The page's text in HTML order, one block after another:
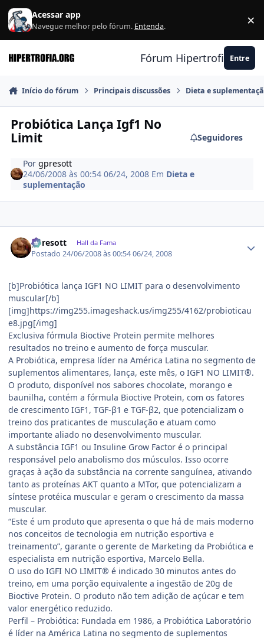
Ir para conteúdo
Acessar app
Navegue melhor pelo fórum. Entenda. ×
Fórum Hipertrofia.org
Entre
Início do fórum Principais discussões Dieta e
Probiótica Lança Igf1 No
Limit
Seguidores
Porgpresott
24/06/2008 às 00:5406/24, 2008 Em Dieta e
suplementação
gpresott Hall da Fama
Postado24/06/2008 às 00:5406/24, 2008
[b]Probiótica lança IGF1 NO LIMIT para o desenvolvimento
muscular[/b]
[img]https://img255.imageshack.us/img255/4162/probioticau
e8.jpg[/img]
Exclusiva fórmula Bioctive Protein permite melhores
resultados no treino e aumento de força muscular.
A Probiótica, empresa líder na América Latina no segmento de
suplementos alimentares, lança, este mês, o IGF1 NO LIMIT®.
O produto, disponível nos sabores chocolate, morango e
baunilha, contém a fórmula Bioctive Protein, com os fatores
de crescimento IGF1, TGF-β1 e TGF-β2, que potencializam o
treino dos praticantes de musculação e atuam como
importante aliado no desenvolvimento muscular.
A substância IGF1 ou Insuline Grow Factor é o principal
responsável pelo anabolismo dos músculos. Isso ocorre
graças à ação da substância na corrente sanguínea, ativando
tanto as proteínas AKT quanto a MTor, que potencializam a
síntese protéica muscular e geram o crescimento da massa
muscular.
“Este é um produto que apresenta o que há de mais moderno
nos conceitos de tecnologia em nutrição esportiva e
treinamento”, garante o gerente de Marketing da Probiótica e
especialista em nutrição esportiva, Marcelo Bella.
O uso do IGFI NO LIMIT® é indicado 30 minutos antes do
treino, em uma porção equivalente a ingestão de 20g de
Bioctive Protein. O produto não tem adição de açúcar e tem
valor energético reduzido.
Perfil – Probiótica: Fundada em 1986, a Probiótica Laboratório
é líder na América Latina no segmento de suplementos